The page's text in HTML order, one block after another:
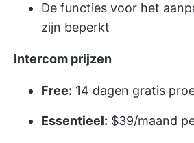
De functies voor het
zijn beperkt
Intercom prijzen
Free: 14 dagen gratis
Essentieel: $39/maand